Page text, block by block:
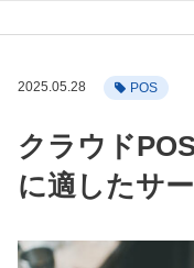
2025.05.28 POS
クラウド
に適したサ